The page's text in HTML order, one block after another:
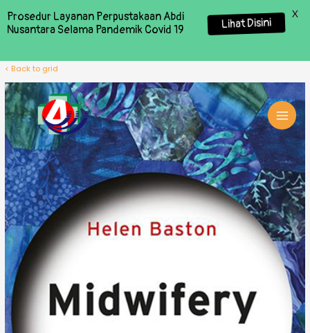
< Back to grid
Prosedur Layanan Perpustakaan Abdi
Nusantara Selama Pandemik Covid 19
Lihat Disini
X